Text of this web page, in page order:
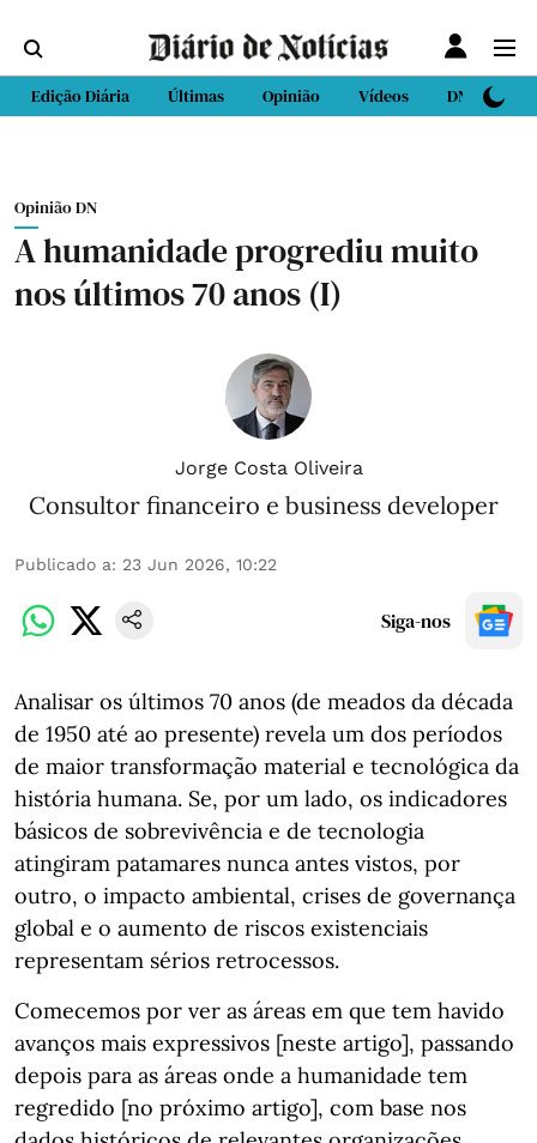
Edição Diária Últimas Opinião Vídeos DN Sport
Opinião DN
A humanidade progrediu muito
nos últimos 70 anos (I)
Jorge Costa Oliveira
Consultor financeiro e business developer
Publicado a: 23 Jun 2026, 10:22
Siga-nos
Analisar os últimos 70 anos (de meados da década
de 1950 até ao presente) revela um dos períodos
de maior transformação material e tecnológica da
história humana. Se, por um lado, os indicadores
básicos de sobrevivência e de tecnologia
atingiram patamares nunca antes vistos, por
outro, o impacto ambiental, crises de governança
global e o aumento de riscos existenciais
representam sérios retrocessos.
Comecemos por ver as áreas em que tem havido
avanços mais expressivos [neste artigo], passando
depois para as áreas onde a humanidade tem
regredido [no próximo artigo], com base nos